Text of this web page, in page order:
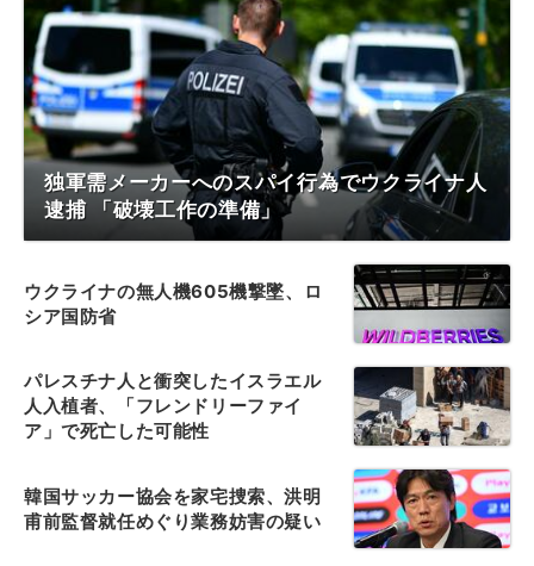
独軍需メーカーへのスパイ行為でウクライナ人
逮捕 「破壊工作の準備」
ウクライナの無人機605機撃墜、ロ
シア国防省
パレスチナ人と衝突したイスラエル
人入植者、「フレンドリーファイ
ア」で死亡した可能性
韓国サッカー協会を家宅捜索、洪明
甫前監督就任めぐり業務妨害の疑い